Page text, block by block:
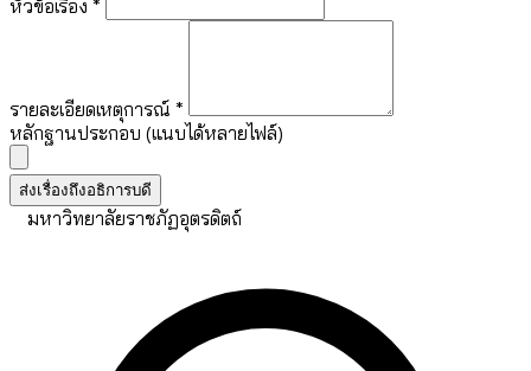
หัวข้อเรื่อง *
รายละเอียดเหตุการณ์ *
หลักฐานประกอบ (แนบได้หลายไฟล์)
ส่งเรื่องถึงอธิการบดี
มหาวิทยาลัยราชภัฏอุตรดิตถ์